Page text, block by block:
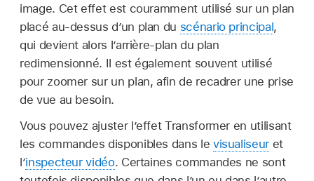
image. Cet effet est couramment utilisé sur un plan
placé au-dessus d’un plan du scénario principal,
qui devient alors l’arrière-plan du plan
redimensionné. Il est également souvent utilisé
pour zoomer sur un plan, afin de recadrer une prise
de vue au besoin.
Vous pouvez ajuster l’effet Transformer en utilisant
les commandes disponibles dans le visualiseuret
l’inspecteur vidéo. Certaines commandes ne sont